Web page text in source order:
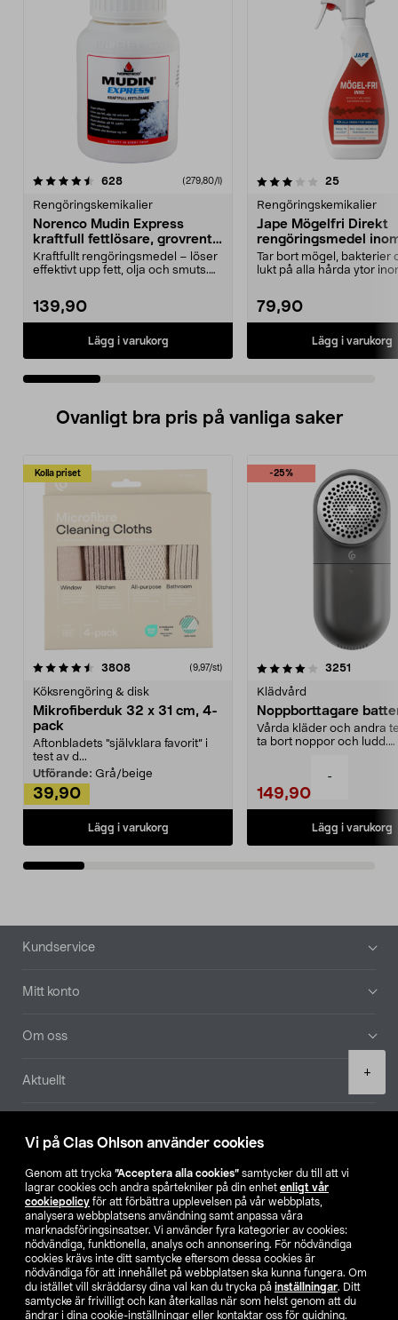
Vi på Clas Ohlson använder cookies
Genom att trycka ”Acceptera alla cookies” samtycker du till att vi
lagrar cookies och andra spårtekniker på din enhet enligt vår
cookiepolicy för att förbättra upplevelsen på vår webbplats,
analysera webbplatsens användning samt anpassa våra
marknadsföringsinsatser. Vi använder fyra kategorier av cookies:
nödvändiga, funktionella, analys och annonsering. För nödvändiga
cookies krävs inte ditt samtycke eftersom dessa cookies är
nödvändiga för att innehållet på webbplatsen ska kunna fungera. Om
du istället vill skräddarsy dina val kan du trycka på inställningar. Ditt
samtycke är frivilligt och kan återkallas när som helst genom att du
ändrar i dina cookie-inställningar eller kontaktar oss för guidning.
-
+
628recensioner (279,80/l)
Rengöringskemikalier
Norenco Mudin Express
kraftfull fettlösare, grovrent,
500 ml
Kraftfullt rengöringsmedel – löser
effektivt upp fett, olja och smuts.
139,90
Lägg i varukorg
3.5 av 5 stjärnor 25recensioner
Rengöringskemikalier
Jape Mögelfri Direkt
rengöringsmedel
0,5 liter
Tar bort mögel, bakterier
lukt på alla hårda ytor
79,90
Lägg i varukorg
4.5 av 5 stjärnor
Ovanligt bra pris på vanliga saker
Kolla priset
3808recensioner (9,97/st)
Köksrengöring & disk
Mikrofiberduk 32 x 31 cm, 4-
pack
Aftonbladets "självklara favorit” i
test av d...
Utförande: Grå/beige
39,90
Lägg i varukorg
-25%
4.0av 5 stjärnor 3251
Klädvård
Noppborttagare
Vårda kläder och andra
ta bort noppor och ludd.
149,90
Lägg i varukorg
4.5av 5 stjärnor
Sidfot
Kundservice
Mitt konto
Om oss
Aktuellt
Hitta butik
SE NO FI